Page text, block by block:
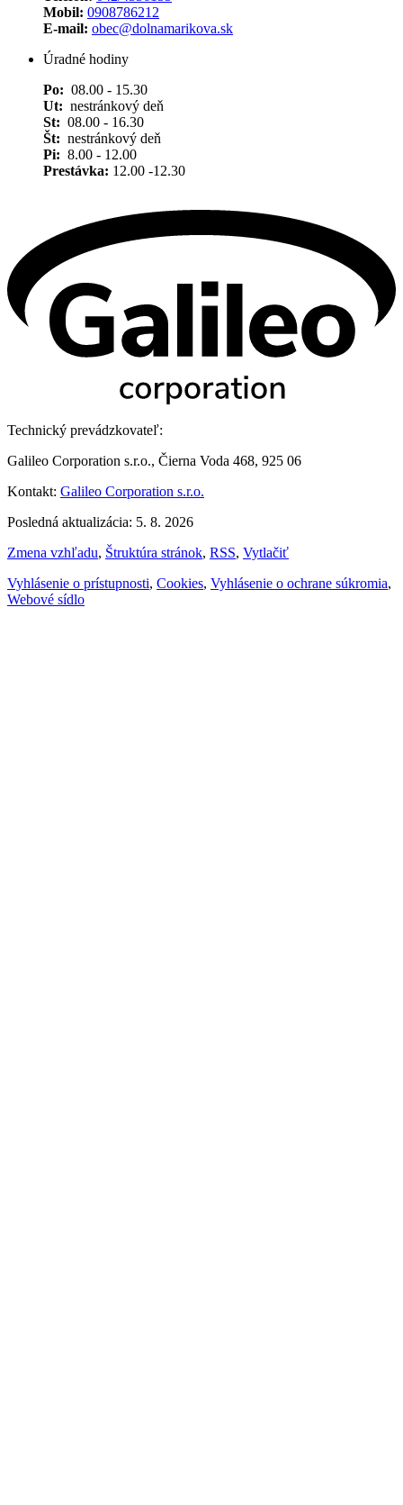
Mobil: 0908786212
E-mail: obec@dolnamarikova.sk
Úradné hodiny
Po: 08.00 - 15.30
Ut: nestránkový deň
St: 08.00 - 16.30
Št: nestránkový deň
Pi: 8.00 - 12.00
Prestávka: 12.00 -12.30
Technický prevádzkovateľ:
Galileo Corporation s.r.o., Čierna Voda 468, 925 06
Kontakt: Galileo Corporation s.r.o.
Posledná aktualizácia: 5. 8. 2026
Zmena vzhľadu, Štruktúra stránok, RSS, Vytlačiť
Vyhlásenie o prístupnosti, Cookies, Vyhlásenie o ochrane súkromia,
Webové sídlo